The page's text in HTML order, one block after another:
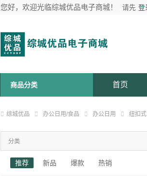
您好，欢迎光临综城优品电子商城！ 请先 登
商品分类 首页
综城优品 办公日用/食品 办公日用 纽扣
分类
推荐 新品 爆款 热销